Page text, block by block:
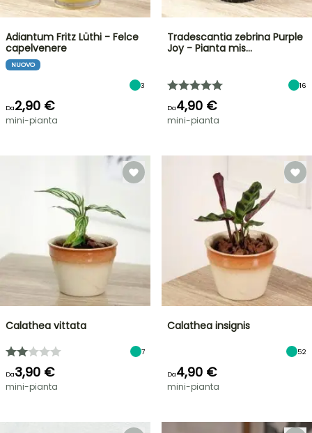
Adiantum Fritz Lüthi - Felce
capelvenere
NUOVO
3
Da2,90 €
mini-pianta
Tradescantia zebrina Purple
Joy - Pianta mis…
16
Da4,90 €
mini-pianta
Calathea vittata
7
Da3,90 €
mini-pianta
Calathea insignis
52
Da4,90 €
mini-pianta